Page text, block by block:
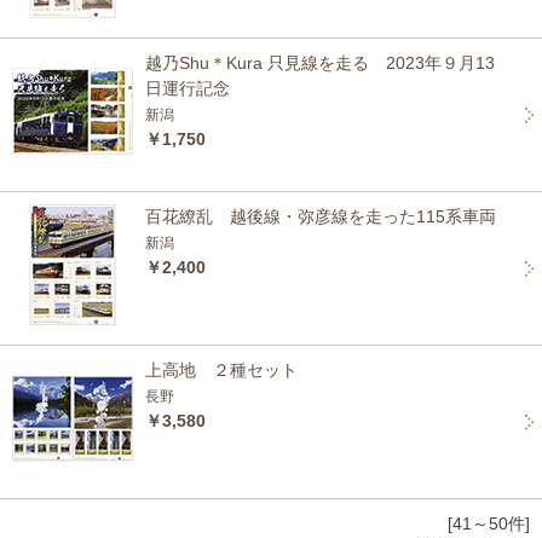
越乃Shu＊Kura 只見線を走る 2023年９月13
日運行記念
新潟
￥1,750
百花繚乱 越後線・弥彦線を走った115系車両
新潟
￥2,400
上高地 ２種セット
長野
￥3,580
[41～50件]